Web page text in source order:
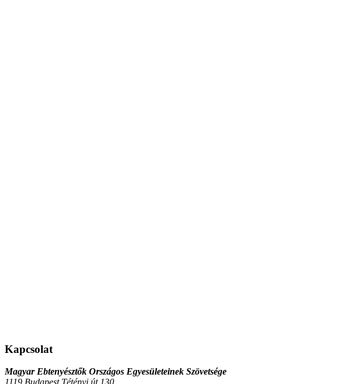
Kapcsolat
Magyar Ebtenyésztők Országos Egyesületeinek Szövetsége